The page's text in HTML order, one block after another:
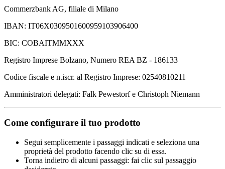
Commerzbank AG, filiale di Milano
IBAN: IT06X0309501600959103906400
BIC: COBAITMMXXX
Registro Imprese Bolzano, Numero REA BZ - 186133
Codice fiscale e n.iscr. al Registro Imprese: 02540810211
Amministratori delegati: Falk Pewestorf e Christoph Niemann
Come configurare il tuo prodotto
Segui semplicemente i passaggi indicati e seleziona una
proprietà del prodotto facendo clic su di essa.
Torna indietro di alcuni passaggi: fai clic sul passaggio